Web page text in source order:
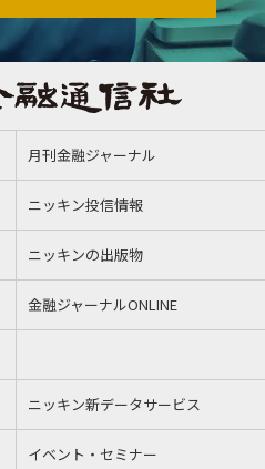
月刊金融ジャーナル
ニッキン投信情報
ニッキンの出版物
金融ジャーナルONLINE
ニッキン新データサービス
イベント・セミナー